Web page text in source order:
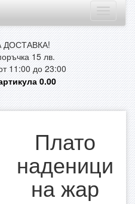
ДОСТАВКА!
15 лв.
11:00 до 23:00
0.00
Плато
наденици
на жар